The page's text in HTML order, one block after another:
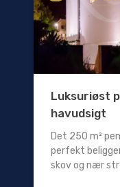
Luksuriøst
havudsigt
Det 250 m²
perfekt
skov og nær